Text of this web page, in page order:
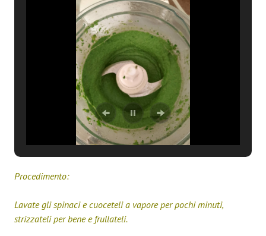
Procedimento:
Lavate gli spinaci e cuoceteli a vapore per pochi minuti,
strizzateli per bene e frullateli.